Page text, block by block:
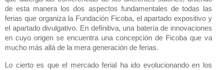
de esta manera los dos aspectos fundamentales de todas las
ferias que organiza la Fundación Ficoba, el apartado expositivo y
el apartado divulgativo. En definitiva, una batería de innovaciones
en cuyo origen se encuentra una concepción de Ficoba que va
mucho más allá de la mera generación de ferias.
Lo cierto es que el
mercado ferial ha ido evolucionando en los